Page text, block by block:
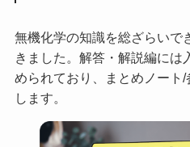
無機化学の知識を総ざらいで
きました。解答・解説編には
められており、まとめノート
します。